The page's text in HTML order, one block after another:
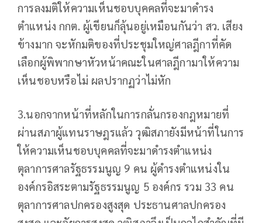
การลงมติให้ความเห็นชอบบุคคลที่จะมาดำรง
ตำแหน่ง กกต. ผู้เขียนก็ลุ้นอยู่เหมือนกันว่า สว. เสียง
ข้างมาก จะหักมติของที่ประชุมใหญ่ศาลฎีกาที่คัด
เลือกผู้พิพากษาหัวหน้าคณะในศาลฎีกามาให้ความ
เห็นชอบหรือไม่ ผลปรากฏว่าไม่หัก
3.นอกจากหน้าที่หลักในการกลั่นกรองกฎหมายที่
ผ่านสภาผู้แทนราษฎรแล้ว วุฒิสภายังมีหน้าที่ในการ
ให้ความเห็นชอบบุคคลที่จะมาดำรงตำแหน่ง
ตุลาการศาลรัฐธรรมนูญ 9 คน ผู้ดำรงตำแหน่งใน
องค์กรอิสระตามรัฐธรรมนูญ 5 องค์กร รวม 33 คน
ตุลาการศาลปกครองสูงสุด ประธานศาลปกครอง